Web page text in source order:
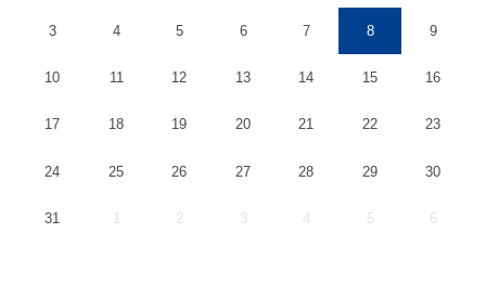
3 4 5 6 7 8 9
10 11 12 13 14 15 16
17 18 19 20 21 22 23
24 25 26 27 28 29 30
31 1 2 3 4 5 6